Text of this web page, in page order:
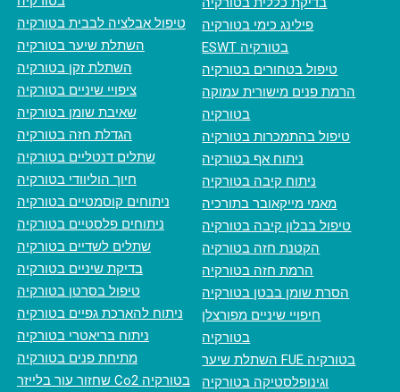
טיפול אבלציה לבבית בטורקיה
השתלת שיער בטורקיה
השתלת זקן בטורקיה
ציפויי שיניים בטורקיה
שאיבת שומן בטורקיה
הגדלת חזה בטורקיה
שתלים דנטליים בטורקיה
חיוך הוליוודי בטורקיה
ניתוחים קוסמטיים בטורקיה
ניתוחים פלסטיים בטורקיה
שתלים לשדיים בטורקיה
בדיקת שיניים בטורקיה
טיפול בסרטן בטורקיה
ניתוח להארכת גפיים בטורקיה
ניתוח בריאטרי בטורקיה
מתיחת פנים בטורקיה
‏שחזור עור בלייזר Co2 בטורקיה
פילינג כימי בטורקיה
ESWT בטורקיה
טיפול בטחורים בטורקיה
הרמת פנים מישורית עמוקה
בטורקיה
טיפול בהתמכרות בטורקיה
ניתוח אף בטורקיה
ניתוח קיבה בטורקיה
מאמי מייקאובר בתורכיה
טיפול בבלון קיבה בטורקיה
הקטנת חזה בטורקיה
הרמת חזה בטורקיה
הסרת שומן בבטן בטורקיה
חיפויי שיניים מפורצלן
בטורקיה
השתלת שיער FUE בטורקיה
וגינופלסטיקה בטורקיה